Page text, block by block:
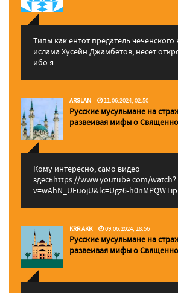
Типы как ентот предатель чеченского
ислама Хусейн Джамбетов, несет
ибо я...
ARSLAN 11.06.2024, 02:50
Русские мусульмане на
pазвеивая мифы о
Кому интересно, само видео
здесьhttps://www.youtube.com/watch?
v=wAhN_UEuojU&lc=Ugz6-
KRR AKK 09.06.2024, 18:56
Русские мусульмане на
pазвеивая мифы о